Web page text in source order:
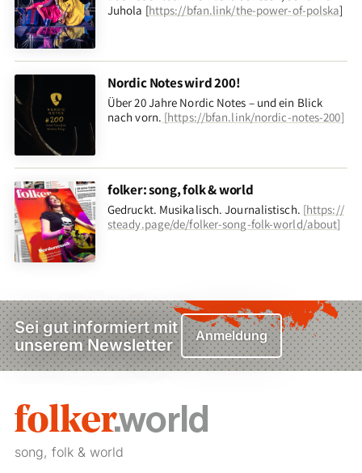
Juhola [https://bfan.link/the-power-of-polska]
Nordic Notes wird 200!
Über 20 Jahre Nordic Notes – und ein Blick
nach vorn. [https://bfan.link/nordic-notes-200]
folker: song, folk & world
Gedruckt. Musikalisch. Journalistisch. [https://
steady.page/de/folker-song-folk-world/about]
Sei gut informiert mit
unserem Newsletter
Anmeldung
song, folk & world